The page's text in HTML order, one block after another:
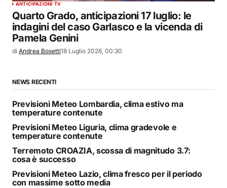
ANTICIPAZIONI TV
Quarto Grado, anticipazioni 17 luglio: le
indagini del caso Garlasco e la vicenda di
Pamela Genini
di Andrea Bosetti18 Luglio 2026, 00:30
NEWS RECENTI
Previsioni Meteo Lombardia, clima estivo ma
temperature contenute
Previsioni Meteo Liguria, clima gradevole e
temperature contenute
Terremoto CROAZIA, scossa di magnitudo 3.7:
cosa è successo
Previsioni Meteo Lazio, clima fresco per il periodo
con massime sotto media